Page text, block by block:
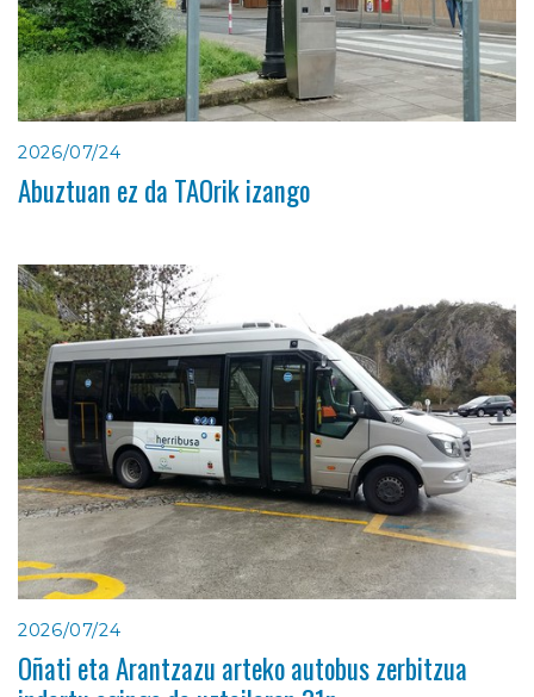
2026/07/24
Abuztuan ez da TAOrik izango
2026/07/24
Oñati eta Arantzazu arteko autobus zerbitzua